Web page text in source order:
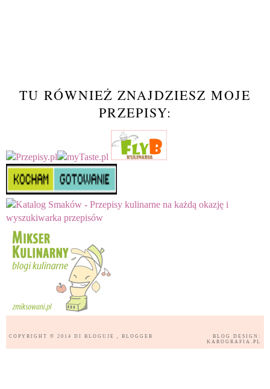
TU RÓWNIEŻ ZNAJDZIESZ MOJE
PRZEPISY:
COPYRIGHT © 2014 DI BLOGUJE , BLOGGER
BLOG DESIGN:
KAROGRAFIA.PL